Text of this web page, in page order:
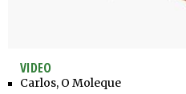
VIDEO
Carlos, O Moleque